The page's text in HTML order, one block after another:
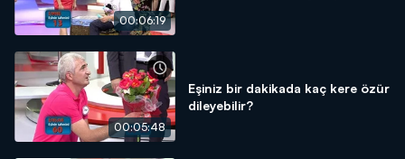
00:06:19
00:05:48
Eşiniz bir dakikada kaç kere özür
dileyebilir?